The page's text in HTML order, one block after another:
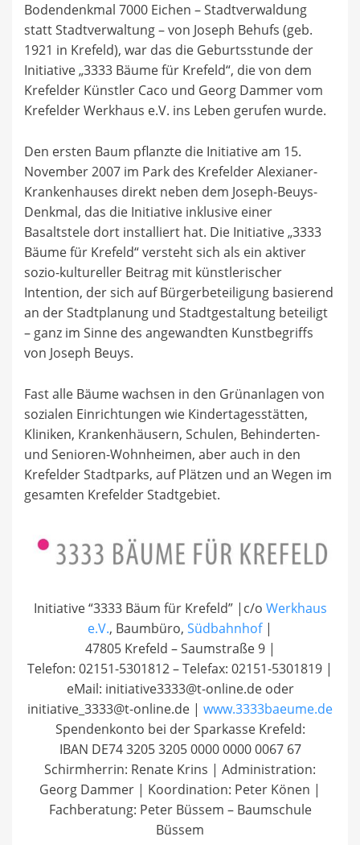
Bodendenkmal 7000 Eichen – Stadtverwaldung
statt Stadtverwaltung – von Joseph Behufs (geb.
1921 in Krefeld), war das die Geburtsstunde der
Initiative „3333 Bäume für Krefeld“, die von dem
Krefelder Künstler Caco und Georg Dammer vom
Krefelder Werkhaus e.V. ins Leben gerufen wurde.
Den ersten Baum pflanzte die Initiative am 15.
November 2007 im Park des Krefelder Alexianer-
Krankenhauses direkt neben dem Joseph-Beuys-
Denkmal, das die Initiative inklusive einer
Basaltstele dort installiert hat. Die Initiative „3333
Bäume für Krefeld“ versteht sich als ein aktiver
sozio-kultureller Beitrag mit künstlerischer
Intention, der sich auf Bürgerbeteiligung basierend
an der Stadtplanung und Stadtgestaltung beteiligt
– ganz im Sinne des angewandten Kunstbegriffs
von Joseph Beuys.
Fast alle Bäume wachsen in den Grünanlagen von
sozialen Einrichtungen wie Kindertagesstätten,
Kliniken, Krankenhäusern, Schulen, Behinderten-
und Senioren-Wohnheimen, aber auch in den
Krefelder Stadtparks, auf Plätzen und an Wegen im
gesamten Krefelder Stadtgebiet.
Initiative “3333 Bäum für Krefeld” |c/o Werkhaus
e.V., Baumbüro, Südbahnhof|
47805 Krefeld – Saumstraße 9 |
Telefon: 02151-5301812 – Telefax: 02151-5301819 |
eMail: initiative3333@t-online.de oder
initiative_3333@t-online.de | www.3333baeume.de
Spendenkonto bei der Sparkasse Krefeld:
IBAN DE74 3205 3205 0000 0000 0067 67
Schirmherrin: Renate Krins | Administration:
Georg Dammer | Koordination: Peter Könen |
Fachberatung: Peter Büssem – Baumschule
Büssem